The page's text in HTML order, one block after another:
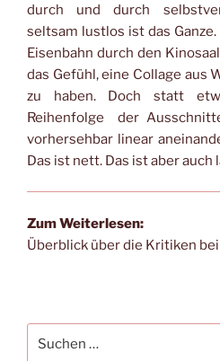
durch und durch
seltsam lustlos ist das
Eisenbahn durch den
das Gefühl, eine Collage aus
zu haben. Doch statt
Reihenfolge der
vorhersehbar linear
Das ist nett. Das ist aber auch
Zum Weiterlesen:
Überblick über die Kritiken bei
nach: